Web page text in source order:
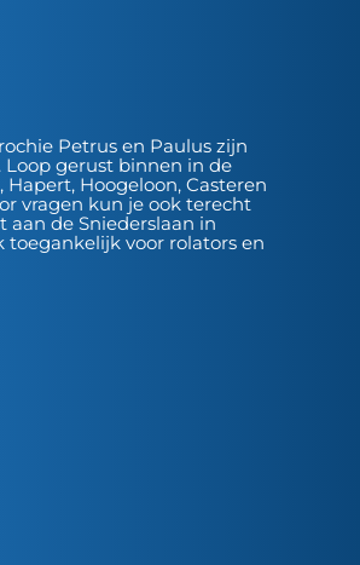
Petrus en Paulus zijn
Loop gerust binnen in de
Hapert, Hoogeloon, Casteren
vragen kun je ook terecht
aan de Sniederslaan in
toegankelijk voor rolators en